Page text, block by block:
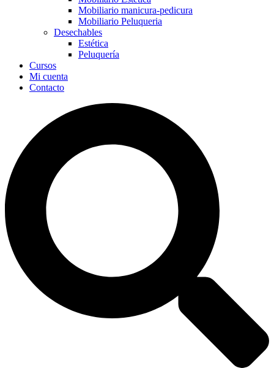
Mobiliario manicura-pedicura
Mobiliario Peluqueria
Desechables
Estética
Peluquería
Cursos
Mi cuenta
Contacto